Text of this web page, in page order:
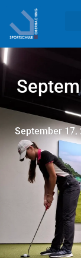
September 17,